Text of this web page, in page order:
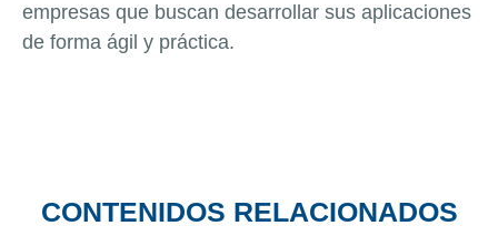
empresas que buscan desarrollar sus aplicaciones
de forma ágil y práctica.
CONTENIDOS RELACIONADOS